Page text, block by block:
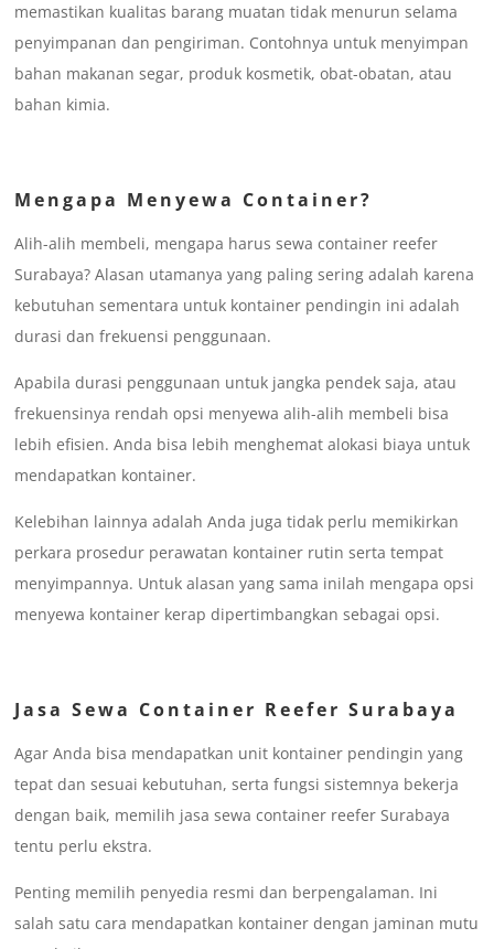
memastikan kualitas barang muatan tidak menurun selama
penyimpanan dan pengiriman. Contohnya untuk menyimpan
bahan makanan segar, produk kosmetik, obat-obatan, atau
bahan kimia.
Mengapa Menyewa Container?
Alih-alih membeli, mengapa harus sewa container reefer
Surabaya? Alasan utamanya yang paling sering adalah karena
kebutuhan sementara untuk kontainer pendingin ini adalah
durasi dan frekuensi penggunaan.
Apabila durasi penggunaan untuk jangka pendek saja, atau
frekuensinya rendah opsi menyewa alih-alih membeli bisa
lebih efisien. Anda bisa lebih menghemat alokasi biaya untuk
mendapatkan kontainer.
Kelebihan lainnya adalah Anda juga tidak perlu memikirkan
perkara prosedur perawatan kontainer rutin serta tempat
menyimpannya. Untuk alasan yang sama inilah mengapa opsi
menyewa kontainer kerap dipertimbangkan sebagai opsi.
Jasa Sewa Container Reefer Surabaya
Agar Anda bisa mendapatkan unit kontainer pendingin yang
tepat dan sesuai kebutuhan, serta fungsi sistemnya bekerja
dengan baik, memilih jasa sewa container reefer Surabaya
tentu perlu ekstra.
Penting memilih penyedia resmi dan berpengalaman. Ini
salah satu cara mendapatkan kontainer dengan jaminan mutu